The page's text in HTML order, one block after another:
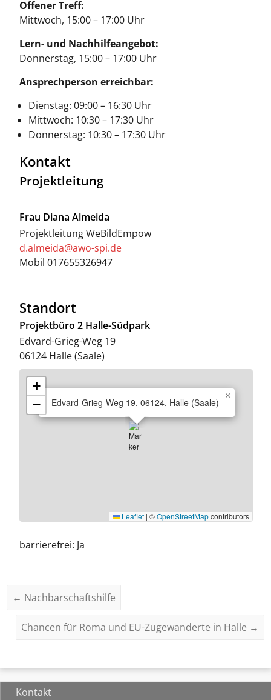
Offener Treff:
Mittwoch, 15:00 – 17:00 Uhr
Lern- und Nachhilfeangebot:
Donnerstag, 15:00 – 17:00 Uhr
Ansprechperson erreichbar:
Dienstag: 09:00 – 16:30 Uhr
Mittwoch: 10:30 – 17:30 Uhr
Donnerstag: 10:30 – 17:30 Uhr
Kontakt
Projektleitung
Frau Diana Almeida
Projektleitung WeBildEmpow
d.almeida@awo-spi.de
Mobil 017655326947
Standort
Projektbüro 2 Halle-Südpark
Edvard-Grieg-Weg 19
06124 Halle (Saale)
Edvard-Grieg-Weg 19, 06124, Halle (Saale)
×
+
−
Leaflet | ©OpenStreetMapcontributors
barrierefrei: Ja
← Nachbarschaftshilfe
Chancen für Roma und EU-Zugewanderte in Halle →
Kontakt